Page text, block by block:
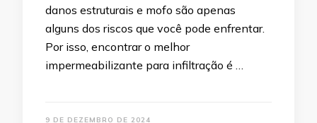
danos estruturais e mofo são apenas
alguns dos riscos que você pode enfrentar.
Por isso, encontrar o melhor
impermeabilizante para infiltração é …
9 DE DEZEMBRO DE 2024